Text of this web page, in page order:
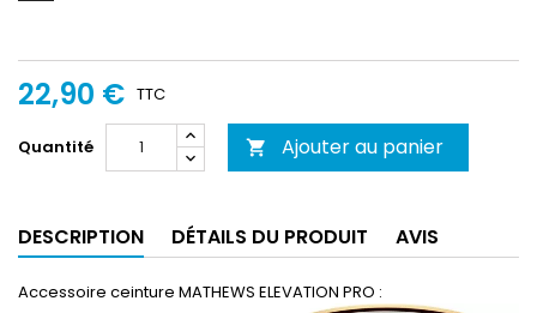
22,90 € TTC
Quantité  Ajouter au panier
DESCRIPTION DÉTAILS DU PRODUIT AVIS
Accessoire ceinture MATHEWS ELEVATION PRO :